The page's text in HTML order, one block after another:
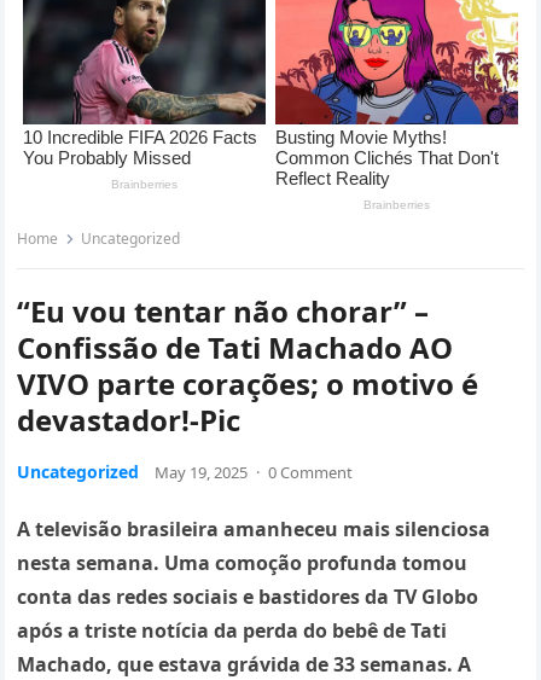
Home Uncategorized
“Eu vou tentar não chorar” –
Confissão de Tati Machado AO
VIVO parte corações; o motivo é
devastador!-Pic
Uncategorized May 19, 2025 · 0 Comment
A televisão brasileira amanheceu mais silenciosa
nesta semana. Uma comoção profunda tomou
conta das redes sociais e bastidores da TV Globo
após a triste notícia da perda do bebê de Tati
Machado, que estava grávida de 33 semanas. A